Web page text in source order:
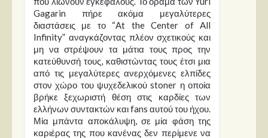
Gagarin πήρε ακόμα μεγαλύτερες
διαστάσεις με το “At the Center of All
Infinity” αναγκάζοντας πλέον σχετικούς και
μη να στρέψουν τα μάτια τους προς την
κατεύθυνσή τους, καθιστώντας τους έτσι μια
από τις μεγαλύτερες ανερχόμενες ελπίδες
στον χώρο του ψυχεδελικού stoner η οποία
βρήκε ξεχωριστή θέση στις καρδίες των
ελλήνων συντακτών και fans αυτού του ήχου.
Μία μπάντα αποκάλυψη, σε μία φάση της
καριέρας της που κανένας δεν περίμενε να